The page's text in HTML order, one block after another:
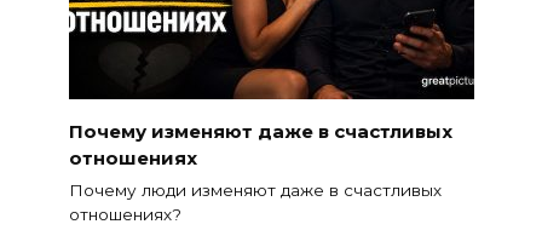
Почему изменяют даже в счастливых
отношениях
Почему люди изменяют даже в счастливых
отношениях?